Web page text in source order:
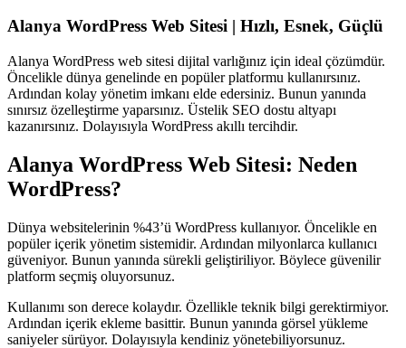
Alanya WordPress Web Sitesi | Hızlı, Esnek, Güçlü
Alanya WordPress web sitesi dijital varlığınız için ideal çözümdür.
Öncelikle dünya genelinde en popüler platformu kullanırsınız.
Ardından kolay yönetim imkanı elde edersiniz. Bunun yanında
sınırsız özelleştirme yaparsınız. Üstelik SEO dostu altyapı
kazanırsınız. Dolayısıyla WordPress akıllı tercihdir.
Alanya WordPress Web Sitesi: Neden
WordPress?
Dünya websitelerinin %43’ü WordPress kullanıyor. Öncelikle en
popüler içerik yönetim sistemidir. Ardından milyonlarca kullanıcı
güveniyor. Bunun yanında sürekli geliştiriliyor. Böylece güvenilir
platform seçmiş oluyorsunuz.
Kullanımı son derece kolaydır. Özellikle teknik bilgi gerektirmiyor.
Ardından içerik ekleme basittir. Bunun yanında görsel yükleme
saniyeler sürüyor. Dolayısıyla kendiniz yönetebiliyorsunuz.